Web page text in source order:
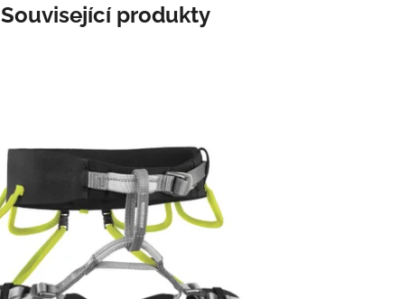
Související produkty